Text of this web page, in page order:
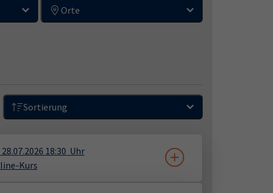
Orte
Sortierung
28.07.2026 18:30 Uhr
Kurs